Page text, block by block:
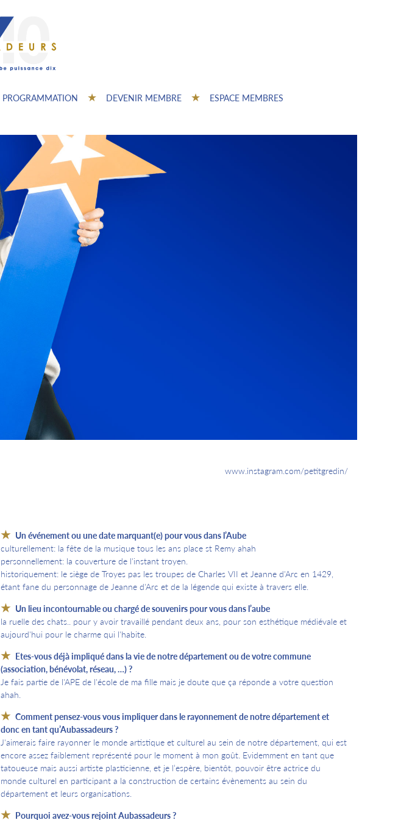
PROGRAMMATION DEVENIR MEMBRE ESPACE MEMBRES
www.instagram.com/petitgredin/
Un événement ou une date marquant(e) pour vous dans l’Aube
culturellement: la fête de la musique tous les ans place st Remy ahah
personnellement: la couverture de l'instant troyen.
historiquement: le siège de Troyes pas les troupes de Charles VII et Jeanne d'Arc en 1429,
étant fane du personnage de Jeanne d'Arc et de la légende qui existe à travers elle.
Un lieu incontournable ou chargé de souvenirs pour vous dans l’aube
la ruelle des chats.. pour y avoir travaillé pendant deux ans, pour son esthétique médiévale et
aujourd'hui pour le charme qui l'habite.
Etes-vous déjà impliqué dans la vie de notre département ou de votre commune
(association, bénévolat, réseau, …) ?
Je fais partie de l'APE de l'école de ma fille mais je doute que ça réponde a votre question
ahah.
Comment pensez-vous vous impliquer dans le rayonnement de notre département et
donc en tant qu’Aubassadeurs ?
J'aimerais faire rayonner le monde artistique et culturel au sein de notre département, qui est
encore assez faiblement représenté pour le moment à mon goût. Evidemment en tant que
tatoueuse mais aussi artiste plasticienne, et je l’espère, bientôt, pouvoir être actrice du
monde culturel en participant a la construction de certains évènements au sein du
département et leurs organisations.
Pourquoi avez-vous rejoint Aubassadeurs ?